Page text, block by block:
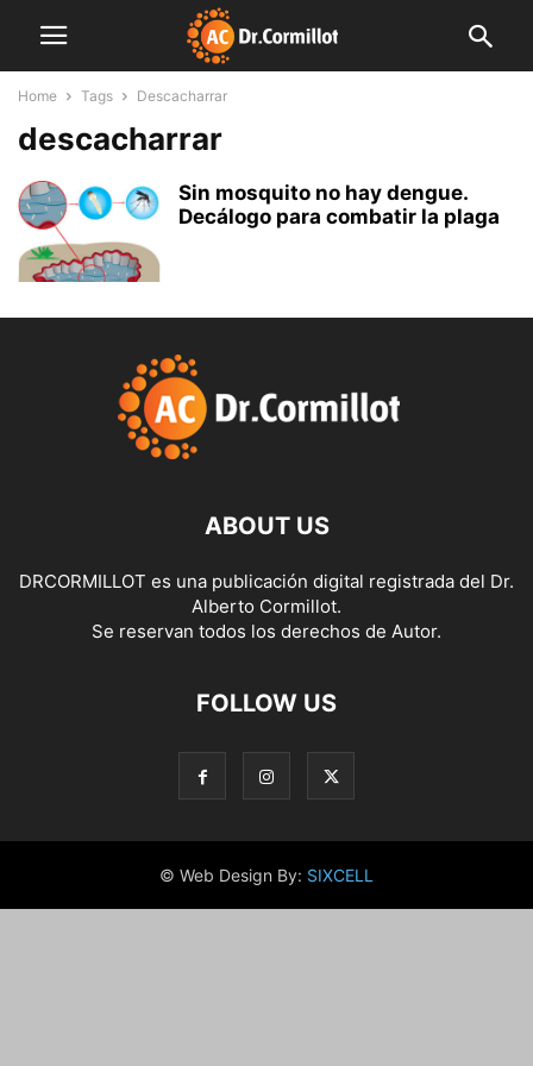
Home Tags Descacharrar
descacharrar
Sin mosquito no hay dengue.
Decálogo para combatir la plaga
ABOUT US
DRCORMILLOT es una publicación digital registrada del Dr.
Alberto Cormillot.
Se reservan todos los derechos de Autor.
FOLLOW US
© Web Design By: SIXCELL